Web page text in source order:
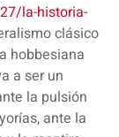
la-historia-
clásico
hobbesiana
a ser un
la pulsión
ante la